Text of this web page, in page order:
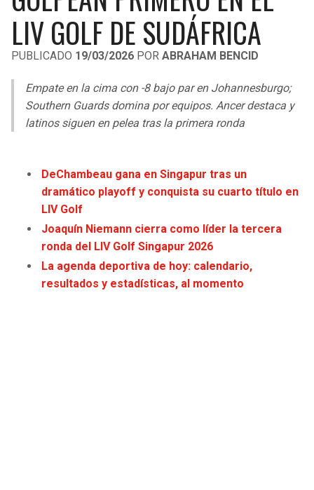
LIGA DE EXPANSIÓN MX
LEAGUES CUP
UEFA EUROPA LEAGUE
UEFA CONFERENCE LEAGUE
COPA LIBERTADORES
COPA SUDAMERICANA
OTRAS LIGAS
RAIDERS
RAVENS
BROWNS
TEXANS
COLTS
CAVALIERS
PACERS
HAWKS
HEAT
MAGIC
LIV GOLF DE SUDÁFRICA
PUBLICADO 19/03/2026 POR ABRAHAM BENCID
Empate en la cima con -8 bajo par en Johannesburgo;
Southern Guards domina por equipos. Ancer destaca y
latinos siguen en pelea tras la primera ronda
DeChambeau gana en Singapur tras un
dramático playoff y conquista su cuarto título en
LIV Golf
Joaquín Niemann cierra como líder la tercera
ronda del LIV Golf Singapur 2026
La agenda deportiva de hoy: calendario,
resultados y estadísticas, al momento